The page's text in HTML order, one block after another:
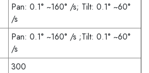
Pan: 0.1° ~160° /s; Tilt: 0.1° ~60°
/s
Pan: 0.1° ~160° /s ;Tilt: 0.1° ~60°
/s
300